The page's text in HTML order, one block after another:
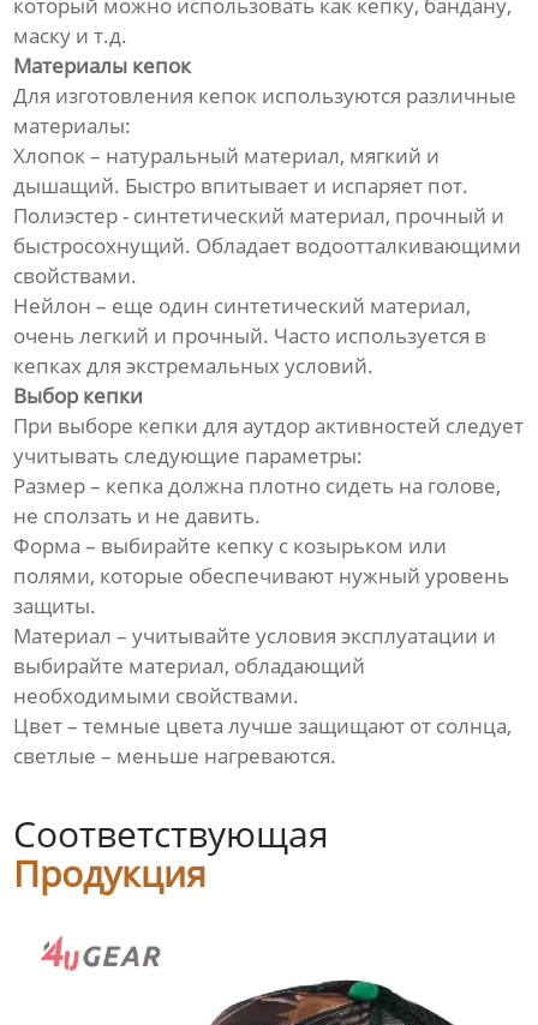
который можно использовать как кепку, бандану,
маску и т.д.
Материалы кепок
Для изготовления кепок используются различные
материалы:
Хлопок – натуральный материал, мягкий и
дышащий. Быстро впитывает и испаряет пот.
Полиэстер - синтетический материал, прочный и
быстросохнущий. Обладает водоотталкивающими
свойствами.
Нейлон – еще один синтетический материал,
очень легкий и прочный. Часто используется в
кепках для экстремальных условий.
Выбор кепки
При выборе кепки для аутдор активностей следует
учитывать следующие параметры:
Размер – кепка должна плотно сидеть на голове,
не сползать и не давить.
Форма – выбирайте кепку с козырьком или
полями, которые обеспечивают нужный уровень
защиты.
Материал – учитывайте условия эксплуатации и
выбирайте материал, обладающий
необходимыми свойствами.
Цвет – темные цвета лучше защищают от солнца,
светлые – меньше нагреваются.
Соответствующая
Продукция